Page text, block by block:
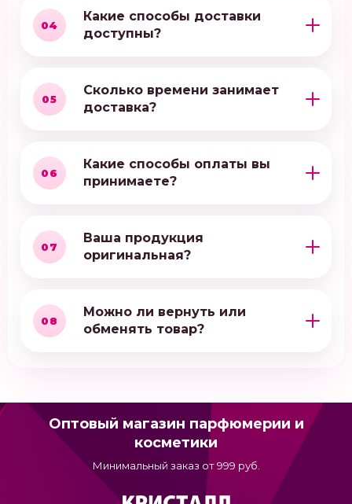
04
Какие способы доставки
доступны?
05
Сколько времени занимает
доставка?
06
Какие способы оплаты вы
принимаете?
07
Ваша продукция
оригинальная?
08
Можно ли вернуть или
обменять товар?
Оптовый магазин парфюмерии и
косметики
Минимальный заказ от 999 руб.